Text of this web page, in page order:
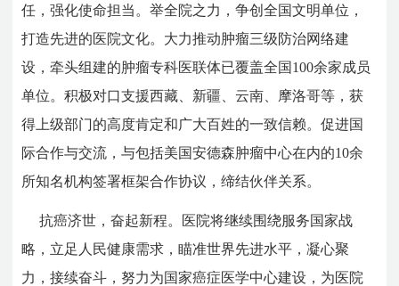
任，强化使命担当。举全院之力，争创全国文明单位，
打造先进的医院文化。大力推动肿瘤三级防治网络建
设，牵头组建的肿瘤专科医联体已覆盖全国100余家成员
单位。积极对口支援西藏、新疆、云南、摩洛哥等，获
得上级部门的高度肯定和广大百姓的一致信赖。促进国
际合作与交流，与包括美国安德森肿瘤中心在内的10余
所知名机构签署框架合作协议，缔结伙伴关系。
抗癌济世，奋起新程。医院将继续围绕服务国家战
略，立足人民健康需求，瞄准世界先进水平，凝心聚
力，接续奋斗，努力为国家癌症医学中心建设，为医院